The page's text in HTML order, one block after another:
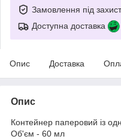
Замовлення під
Доступна доставка
Опис Доставка
Опис
Контейнер паперовий із
Об'єм - 60 мл